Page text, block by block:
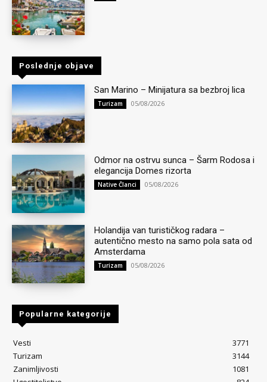
Poslednje objave
San Marino – Minijatura sa bezbroj lica
Turizam 05/08/2026
Odmor na ostrvu sunca – Šarm Rodosa i
elegancija Domes rizorta
Native Članci 05/08/2026
Holandija van turističkog radara –
autentično mesto na samo pola sata od
Amsterdama
Turizam 05/08/2026
Popularne kategorije
Vesti
3771
Turizam
3144
Zanimljivosti
1081